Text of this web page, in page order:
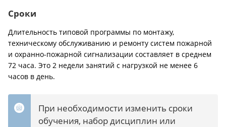
Сроки
Длительность типовой программы по монтажу,
техническому обслуживанию и ремонту систем пожарной
и охранно-пожарной сигнализации составляет в среднем
72 часа. Это 2 недели занятий с нагрузкой не менее 6
часов в день.
При необходимости изменить сроки
обучения, набор дисциплин или